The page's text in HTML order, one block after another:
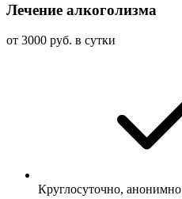
Лечение алкоголизма
от 3000 руб. в сутки
Круглосуточно, анонимно